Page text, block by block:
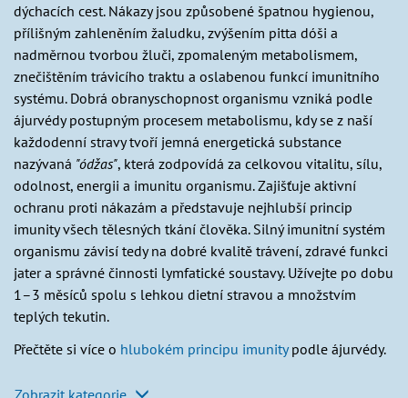
dýchacích cest. Nákazy jsou způsobené špatnou hygienou,
přílišným zahleněním žaludku, zvýšením pitta dóši a
nadměrnou tvorbou žluči, zpomaleným metabolismem,
znečištěním trávicího traktu a oslabenou funkcí imunitního
systému. Dobrá obranyschopnost organismu vzniká podle
ájurvédy postupným procesem metabolismu, kdy se z naší
každodenní stravy tvoří jemná energetická substance
nazývaná "ódžas", která zodpovídá za celkovou vitalitu, sílu,
odolnost, energii a imunitu organismu. Zajišťuje aktivní
ochranu proti nákazám a představuje nejhlubší princip
imunity všech tělesných tkání člověka. Silný imunitní systém
organismu závisí tedy na dobré kvalitě trávení, zdravé funkci
jater a správné činnosti lymfatické soustavy. Užívejte po dobu
1–3 měsíců spolu s lehkou dietní stravou a množstvím
teplých tekutin.
Přečtěte si více o hlubokém principu imunitypodle ájurvédy.
Zobrazit kategorie